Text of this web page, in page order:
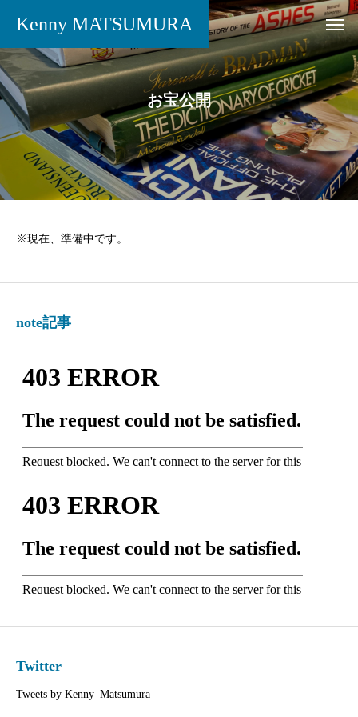
Kenny MATSUMURA
お宝公開
※現在、準備中です。
note記事
Twitter
Tweets by Kenny_Matsumura